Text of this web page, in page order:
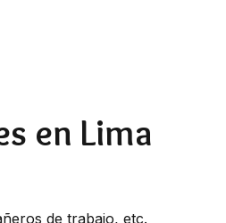
en Lima
de trabajo, etc.